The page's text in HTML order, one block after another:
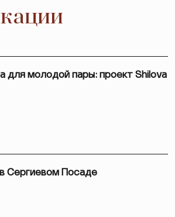
для молодой пары: проект Shilova
Сергиевом Посаде